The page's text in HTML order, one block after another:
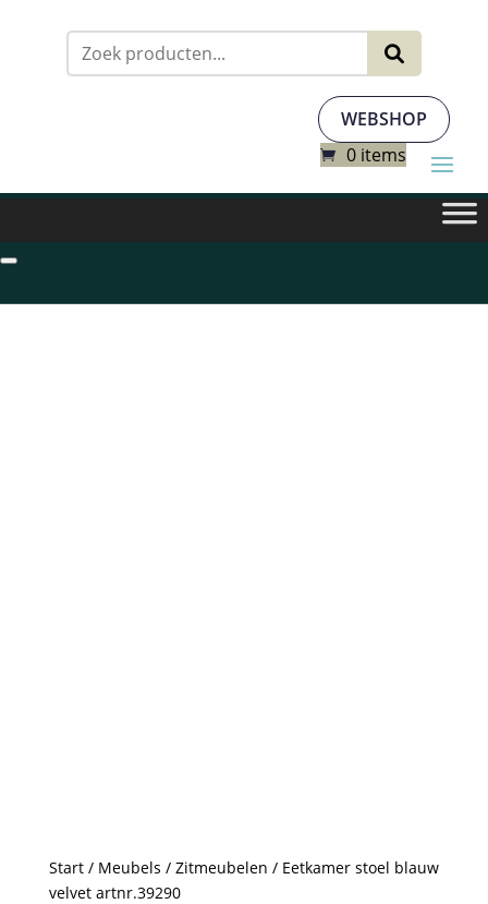
WEBSHOP
0 items
Start/ Meubels / Zitmeubelen / Eetkamer stoel blauw
velvet artnr.39290